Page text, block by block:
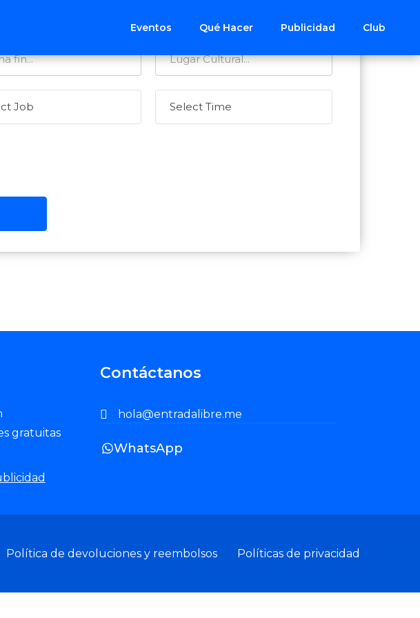
Eventos Qué Hacer Publicidad Club
gratuitas
Contáctanos
hola@entradalibre.me
WhatsApp
Política de devoluciones y reembolsos Políticas de privacidad